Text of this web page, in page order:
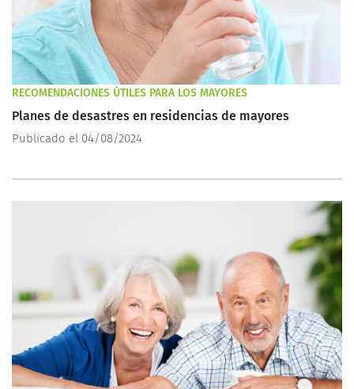
RECOMENDACIONES ÚTILES PARA LOS MAYORES
Planes de desastres en residencias de mayores
Publicado el 04/08/2024